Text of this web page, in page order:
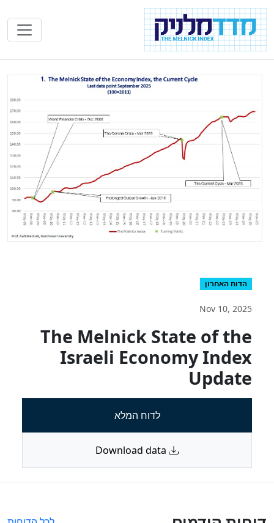
הדוח האחרון
Nov 10, 2025
The Melnick State of the
Israeli Economy Index
Update
לדוח המלא